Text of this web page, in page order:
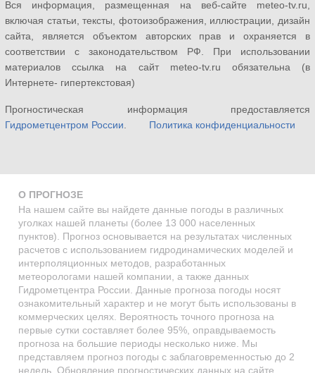
Вся информация, размещенная на веб-сайте meteo-tv.ru,
включая статьи, тексты, фотоизображения, иллюстрации, дизайн
сайта, является объектом авторских прав и охраняется в
соответствии с законодательством РФ. При использовании
материалов ссылка на сайт meteo-tv.ru обязательна (в
Интернете- гипертекстовая)
Прогностическая информация предоставляется
Гидрометцентром России
Политика конфиденциальности
О ПРОГНОЗЕ
На нашем сайте вы найдете данные погоды в различных
уголках нашей планеты (более 13 000 населенных
пунктов). Прогноз основывается на результатах численных
расчетов с использованием гидродинамических моделей и
интерполяционных методов, разработанных
метеорологами нашей компании, а также данных
Гидрометцентра России. Данные прогноза погоды носят
ознакомительный характер и не могут быть использованы в
коммерческих целях. Вероятность точного прогноза на
первые сутки составляет более 95%, оправдываемость
прогноза на большие периоды несколько ниже. Мы
представляем прогноз погоды с заблаговременностью до 2
недель. Обновление прогностических данных на сайте